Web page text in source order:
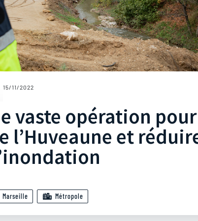
15/11/2022
vaste opération pour
l’Huveaune et
Marseille Métropole